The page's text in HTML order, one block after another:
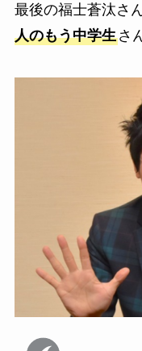
最後の福士蒼汰さ
人のもう中学生さ